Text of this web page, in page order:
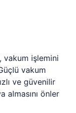
, vakum işlemini
vakum
ve güvenilir
almasını önler